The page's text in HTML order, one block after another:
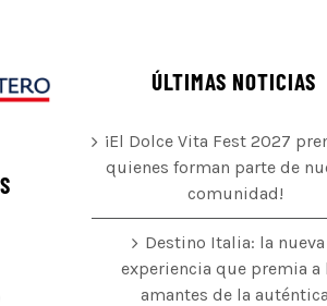
ÚLTIMAS NOTICIAS
¡El Dolce Vita Fest 2027
quienes forman parte de
comunidad!
Destino Italia: la nueva
experiencia que premia a
amantes de la auténtica